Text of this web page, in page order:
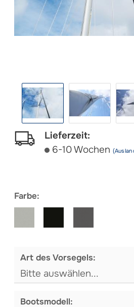
Lieferzeit:
6-10 Wochen
Farbe:
Art des Vorsegels:
Bootsmodell: